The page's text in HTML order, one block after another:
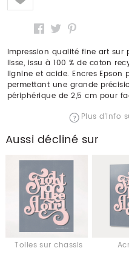
Impression qualité fine art
lisse, issu à 100 % de coton
lignine et acide. Encres
permettant une grande
périphérique de 2,5 cm pour
Plus d'info
Aussi décliné sur
Toiles sur chassis